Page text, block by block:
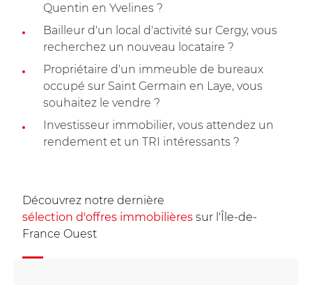
Quentin en Yvelines ?
Bailleur d'un local d'activité sur Cergy, vous
recherchez un nouveau locataire ?
Propriétaire d'un immeuble de bureaux
occupé sur Saint Germain en Laye, vous
souhaitez le vendre ?
Investisseur immobilier, vous attendez un
rendement et un TRI intéressants ?
Découvrez notre dernière
sélection d'offres immobilières sur l'Île-de-
France Ouest